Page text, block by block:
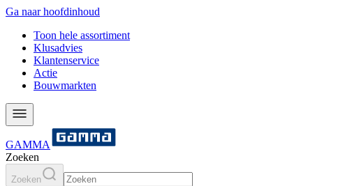
Ga naar hoofdinhoud
Toon hele assortiment
Klusadvies
Klantenservice
Actie
Bouwmarkten
GAMMA
Zoeken
Zoeken